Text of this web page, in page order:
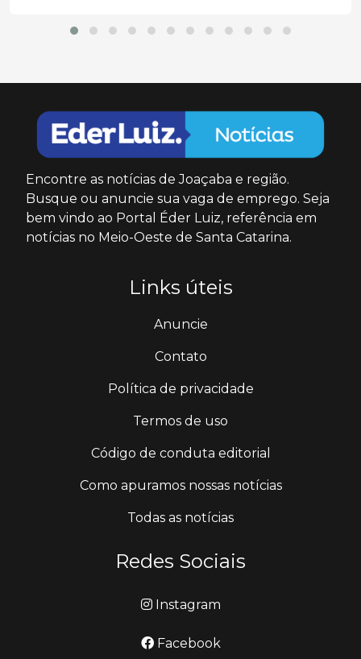
Encontre as notícias de Joaçaba e região.
Busque ou anuncie sua vaga de emprego. Seja
bem vindo ao Portal Éder Luiz, referência em
notícias no Meio-Oeste de Santa Catarina.
Links úteis
Anuncie
Contato
Política de privacidade
Termos de uso
Código de conduta editorial
Como apuramos nossas notícias
Todas as notícias
Redes Sociais
Instagram
Facebook